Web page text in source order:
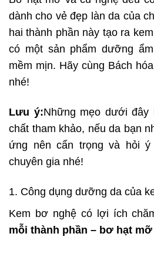
dành cho vẻ đẹp làn da của
hai thành phần này tạo ra
có một sản phẩm dưỡng
mềm mịn. Hãy cùng Bách
nhé!
Lưu ý:Những mẹo dưới đây
chất tham khảo, nếu da bạn
ứng nên cẩn trọng và hỏi
chuyên gia nhé!
1. Công dụng dưỡng da của
Kem bơ nghệ có lợi ích
mỗi thành phần – bơ hạt